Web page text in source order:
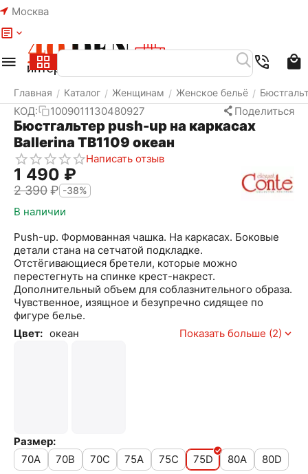
Москва
Главная / Каталог / Женщинам / Женское бельё /
КОД: 1009011130480927 Поделиться
Бюстгальтер push-up на каркасах
Ballerina TB1109 океан
Написать отзыв
1 490 ₽
2 390₽ -38%
В наличии
Push-up. Формованная чашка. На каркасах. Боковые
детали стана на сетчатой подкладке.
Отстёгивающиеся бретели, которые можно
перестегнуть на спинке крест-накрест.
Дополнительный объем для соблазнительного образа.
Чувственное, изящное и безупречно сидящее по
фигуре белье.
Цвет: океан Показать больше (2)
Размер:
70A
70B 70C 75A 75C 75D 80A
80D
Меню